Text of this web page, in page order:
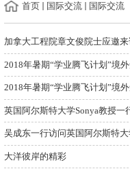
首页 国际交流 国际交流
加拿大工程院章文俊院士应邀
2018年暑期“学业腾飞计划”境
2018年暑期“学业腾飞计划”境
英国阿尔斯特大学Sonya教授一
吴成东一行访问英国阿尔斯特
大洋彼岸的精彩